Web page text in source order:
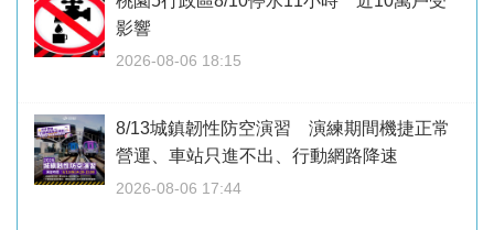
影響
2026-08-06 18:15
8/13城鎮韌性防空演習 演練期間機捷正常
營運、車站只進不出、行動網路降速
2026-08-06 17:44